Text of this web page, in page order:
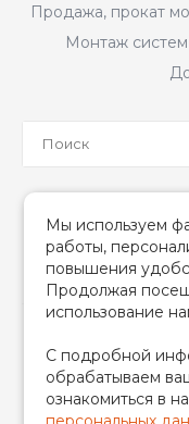
Продажа, прокат
Монтаж
2026 © TIM (ТИМ)
ИП
Мы используем
работы,
повышения
Продолжая
использование
С подробной
обрабатываем
ознакомиться в